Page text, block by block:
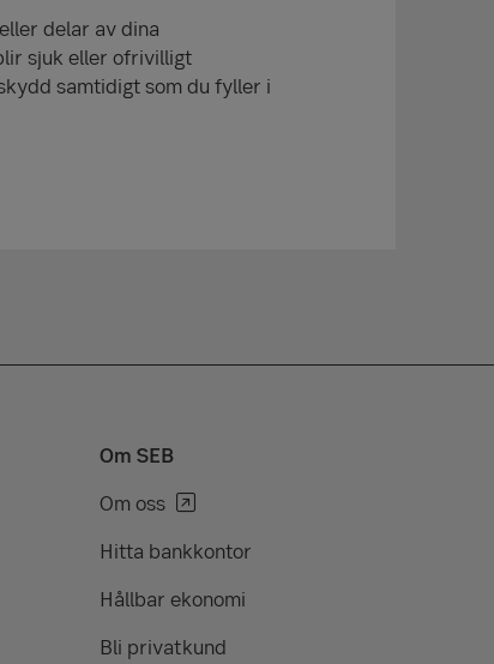
delar av dina
sjuk eller ofrivilligt
samtidigt som du fyller i
Om SEB
Om oss
Hitta bankkontor
Hållbar ekonomi
Bli privatkund